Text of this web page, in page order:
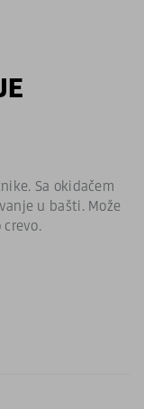
Sa okidačem
u bašti. Može